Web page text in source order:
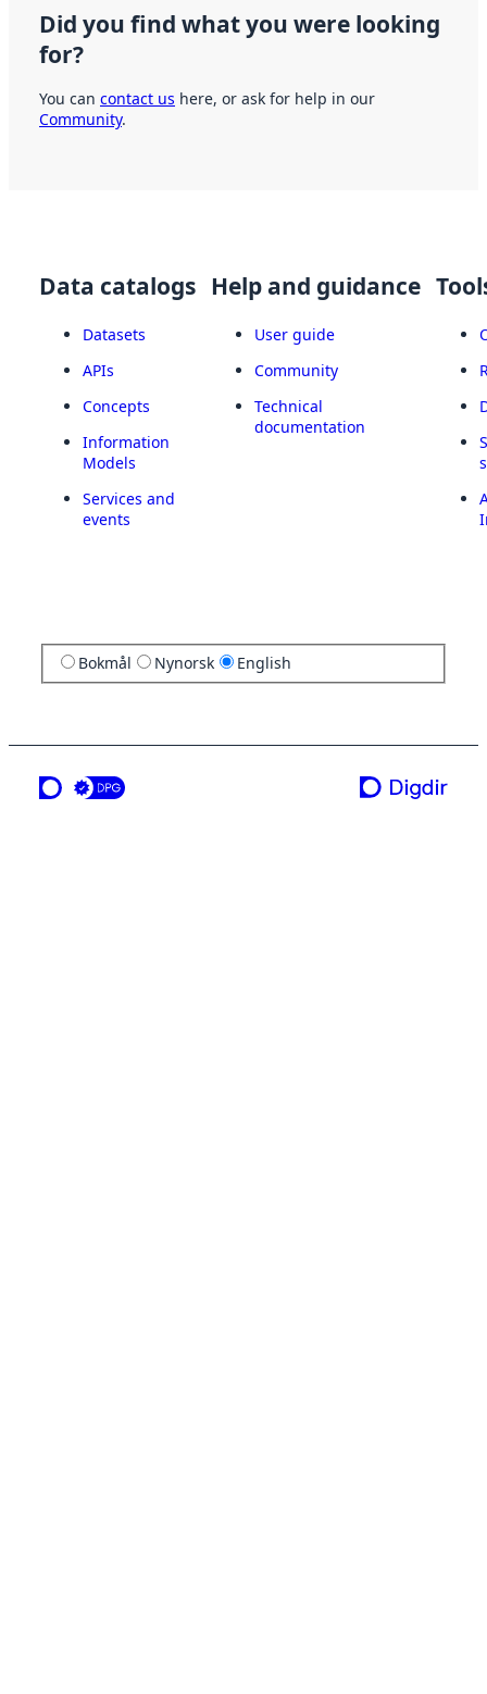
Did you find what you were looking
for?
You can contact us here, or ask for help in our
Community.
Data catalogs
Datasets
APIs
Concepts
Information
Models
Services and
events
Help and guidance
User guide
Community
Technical
documentation
Bokmål Nynorsk English